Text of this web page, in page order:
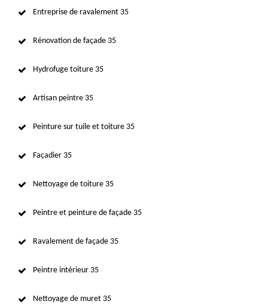
Entreprise de ravalement 35
Rénovation de façade 35
Hydrofuge toiture 35
Artisan peintre 35
Peinture sur tuile et toiture 35
Façadier 35
Nettoyage de toiture 35
Peintre et peinture de façade 35
Ravalement de façade 35
Peintre intérieur 35
Nettoyage de muret 35